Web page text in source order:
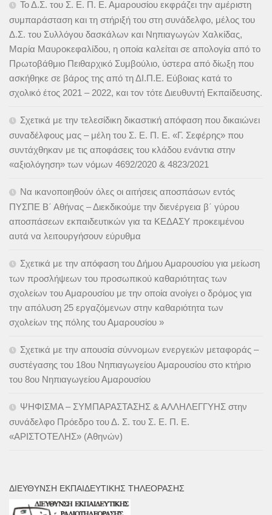
Το Δ.Σ. του Σ. Ε. Π. Ε. Αμαρουσίου εκφράζει την αμέριστη
συμπαράσταση και τη στήριξή του στη συνάδελφο, μέλος του
Δ.Σ. του Συλλόγου δασκάλων και Νηπιαγωγών Χαλκίδας,
Μαρία Μαυροκεφαλίδου, η οποία καλείται σε απολογία από το
Πρωτοβάθμιο Πειθαρχικό Συμβούλιο, ύστερα από δίωξη που
ασκήθηκε σε βάρος της από τη ΔΙ.Π.Ε. Εύβοιας κατά το
σχολικό έτος 2021 – 2022, και τον τότε Διευθυντή Εκπαίδευσης.
Σχετικά με την τελεσίδικη δικαστική απόφαση που δικαιώνει
συναδέλφους μας – μέλη του Σ. Ε. Π. Ε. «Γ. Σεφέρης» που
συντάχθηκαν με τις αποφάσεις του κλάδου ενάντια στην
«αξιολόγηση» των νόμων 4692/2020 & 4823/2021
Να ικανοποιηθούν όλες οι αιτήσεις αποσπάσων εντός
ΠΥΣΠΕ Β΄ Αθήνας – Διεκδικούμε την διενέργεια β΄ γύρου
αποσπάσεων εκπαιδευτικών για τα ΚΕΔΑΣΥ προκειμένου
αυτά να λειτουργήσουν εύρυθμα
Σχετικά με την απόφαση του Δήμου Αμαρουσίου για μείωση
των προσλήψεων του προσωπικού καθαριότητας των
σχολείων του Αμαρουσίου με την οποία ανοίγει ο δρόμος για
την απόλυση 25 εργαζόμενων στην καθαριότητα των
σχολείων της πόλης του Αμαρουσίου »
Σχετικά με την απουσία σύννομων ενεργειών μεταφοράς –
συστέγασης του 18ου Νηπιαγωγείου Αμαρουσίου στο κτήριο
του 8ου Νηπιαγωγείου Αμαρουσίου
ΨΗΦΙΣΜΑ – ΣΥΜΠΑΡΑΣΤΑΣΗΣ & ΑΛΛΗΛΕΓΓΥΗΣ στην
συνάδελφο Πρόεδρο του Δ. Σ. του Σ. Ε. Π. Ε.
«ΑΡΙΣΤΟΤΕΛΗΣ» (Αθηνών)
ΔΙΕΎΘΥΝΣΗ ΕΚΠΑΙΔΕΥΤΙΚΉΣ ΤΗΛΕΌΡΑΣΗΣ